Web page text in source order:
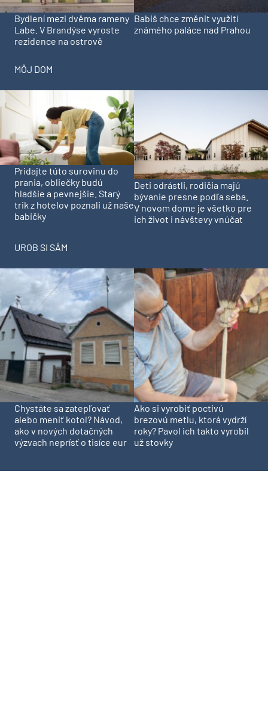
Bydlení mezi dvěma rameny
Labe. V Brandýse vyroste
rezidence na ostrově
Babiš chce změnit využití
známého paláce nad Prahou
MÔJ DOM
Pridajte túto surovinu do
prania, obliečky budú
hladšie a pevnejšie. Starý
trik z hotelov poznali už naše
babičky
Deti odrástli, rodičia majú
bývanie presne podľa seba.
V novom dome je všetko pre
ich život i návštevy vnúčat
UROB SI SÁM
Chystáte sa zatepľovať
alebo meniť kotol? Návod,
ako v nových dotačných
výzvach neprísť o tisíce eur
Ako si vyrobiť poctivú
brezovú metlu, ktorá vydrží
roky? Pavol ich takto vyrobil
už stovky